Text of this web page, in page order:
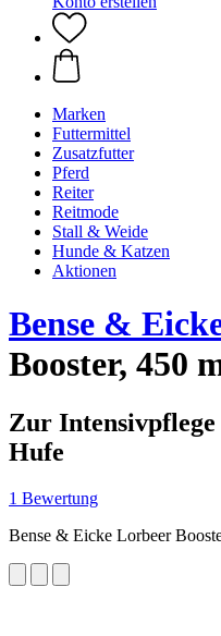
Marken
Futtermittel
Zusatzfutter
Pferd
Reiter
Reitmode
Stall & Weide
Hunde & Katzen
Aktionen
Bense &
Booster, 450
Zur
Hufe
1 Bewertung
Bense & Eicke Lorbeer